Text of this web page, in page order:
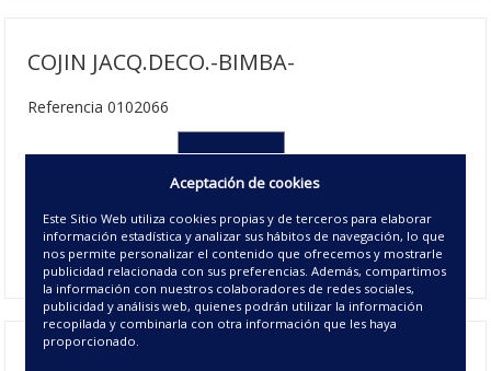
COJIN JACQ.DECO.-BIMBA-
Referencia 0102066
01 - BLANCO
Agotado
Aceptación de cookies
Este Sitio Web utiliza cookies propias y de terceros para elaborar
información estadística y analizar sus hábitos de navegación, lo que
nos permite personalizar el contenido que ofrecemos y mostrarle
publicidad relacionada con sus preferencias. Además, compartimos
la información con nuestros colaboradores de redes sociales,
publicidad y análisis web, quienes podrán utilizar la información
recopilada y combinarla con otra información que les haya
proporcionado.